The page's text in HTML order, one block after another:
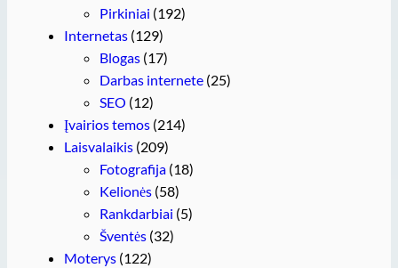
Pirkiniai (192)
Internetas (129)
Blogas (17)
Darbas internete (25)
SEO (12)
Įvairios temos (214)
Laisvalaikis (209)
Fotografija (18)
Kelionės (58)
Rankdarbiai (5)
Šventės (32)
Moterys (122)